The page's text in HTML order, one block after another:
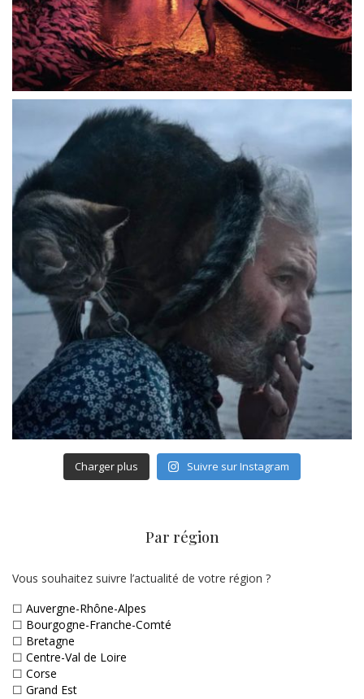
Charger plus Suivre sur Instagram
Par région
Vous souhaitez suivre l’actualité de votre région ?
☐ Auvergne-Rhône-Alpes
☐ Bourgogne-Franche-Comté
☐ Bretagne
☐ Centre-Val de Loire
☐ Corse
☐ Grand Est